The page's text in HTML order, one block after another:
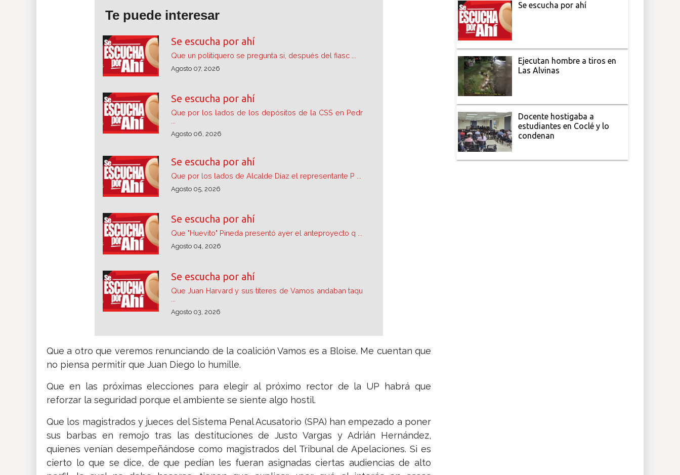
Te puede interesar
Se escucha por ahí
Que un politiquero se pregunta si, después del fiasc ...
Agosto 07, 2026
Se escucha por ahí
Que por los lados de los depósitos de la CSS en Pedr
Agosto 06, 2026
Se escucha por ahí
Que por los lados de Alcalde Díaz el representante P ...
Agosto 05, 2026
Se escucha por ahí
Que "Huevito" Pineda presentó ayer el anteproyecto q ...
Agosto 04, 2026
Se escucha por ahí
Que Juan Harvard y sus títeres de Vamos andaban taqu
Agosto 03, 2026
Que a otro que veremos renunciando de la coalición Vamos es a Bloise. Me cuentan que
no piensa permitir que Juan Diego lo humille.
Que en las próximas elecciones para elegir al próximo rector de la UP habrá que
reforzar la seguridad porque el ambiente se siente algo hostil.
Que los magistrados y jueces del Sistema Penal Acusatorio (SPA) han empezado a poner
sus barbas en remojo tras las destituciones de Justo Vargas y Adrián Hernández,
quienes venían desempeñándose como magistrados del Tribunal de Apelaciones. Si es
cierto lo que se dice, de que pedían les fueran asignadas ciertas audiencias de alto
Se escucha por ahí
Ejecutan hombre a tiros en
Las Alvinas
Docente hostigaba a
estudiantes en Coclé y lo
condenan